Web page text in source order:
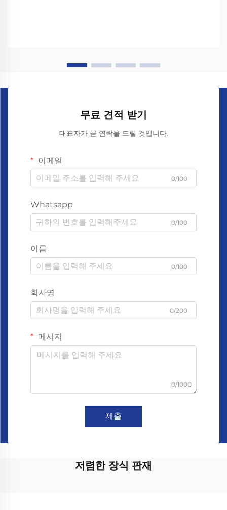
무료 견적 받기
대표자가 곧 연락을 드릴 것입니다.
이메일
0/100
Whatsapp
0/100
이름
0/100
회사명
0/200
메시지
0/1000
제출
저렴한 장식 판재